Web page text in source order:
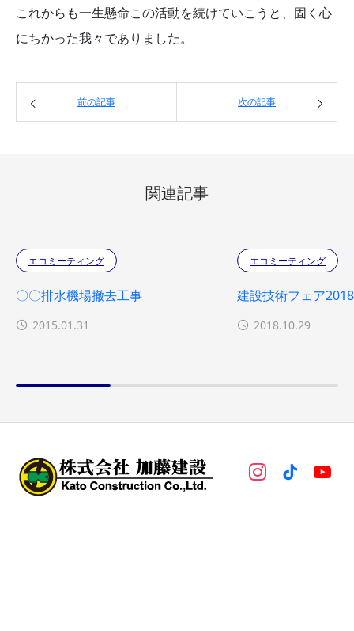
これからも一生懸命この活動を続けていこうと、固く心
にちかった我々でありました。
前の記事 次の記事
関連記事
エコミーティング
〇〇排水機場撤去工事
2015.01.31
エコミーティング
建設技術フェア
2018.10.29